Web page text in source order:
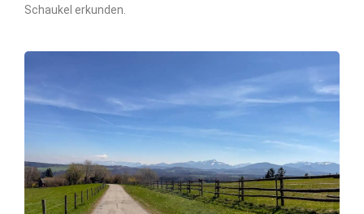
Schaukel erkunden.